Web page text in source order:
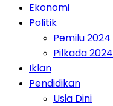
Ekonomi
Politik
Pemilu 2024
Pilkada 2024
Iklan
Pendidikan
Usia Dini